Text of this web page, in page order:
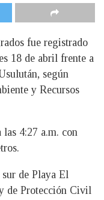
fue registrado
18 de abril frente a
según
y Recursos
4:27 a.m. con
de Playa El
de Protección Civil